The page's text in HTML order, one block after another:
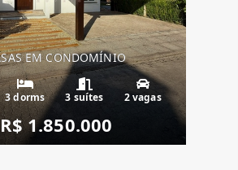
EM CONDOMÍNIO
3 dorms 3 suítes 2 vagas
R$ 1.850.000